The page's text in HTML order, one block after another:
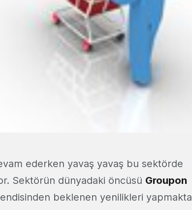
ederken yavaş yavaş bu sektörde
Sektörün dünyadaki öncüsü Groupon
beklenen yenilikleri yapmakta